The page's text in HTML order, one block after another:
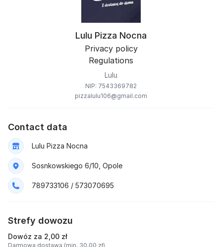
Lulu Pizza Nocna
Privacy policy
Regulations
Lulu
NIP: 7543369782
pizzalulu106@gmail.com
Contact data
Lulu Pizza Nocna
Sosnkowskiego 6/10, Opole
789733106 / 573070695
Strefy dowozu
Dowóz za 2,00 zł
Darmowa dostawa (min. 30,00 zł)